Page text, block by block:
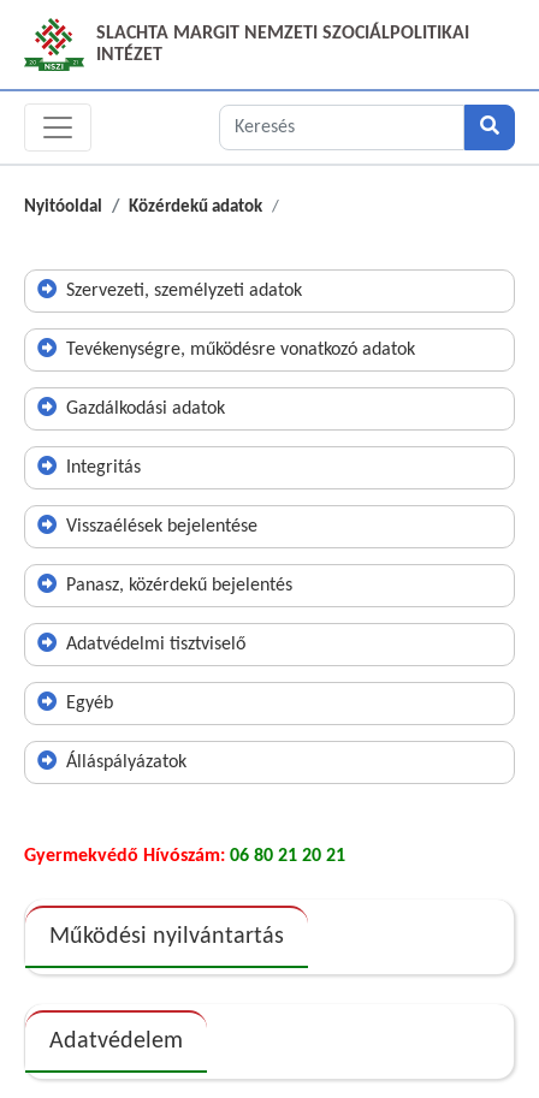
SLACHTA MARGIT NEMZETI SZOCIÁLPOLITIKAI
INTÉZET
Nyitóoldal Közérdekű adatok
Szervezeti, személyzeti adatok
Tevékenységre, működésre vonatkozó adatok
Gazdálkodási adatok
Integritás
Visszaélések bejelentése
Panasz, közérdekű bejelentés
Adatvédelmi tisztviselő
Egyéb
Álláspályázatok
Gyermekvédő Hívószám: 06 80 21 20 21
Működési nyilvántartás
Adatvédelem